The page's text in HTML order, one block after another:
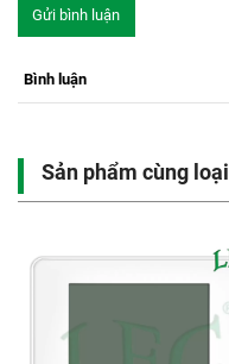
Gửi bình luận
Bình luận
Sản phẩm cùng loại